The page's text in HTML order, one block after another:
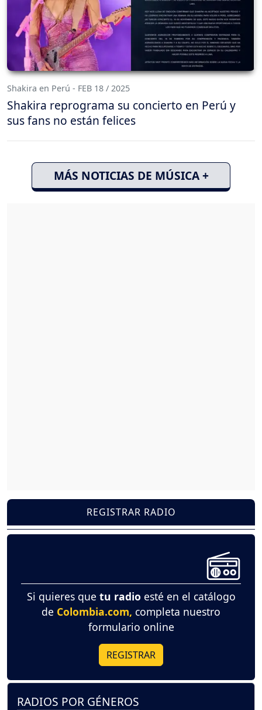
Shakira en Perú - FEB 18 / 2025
Shakira reprograma su concierto en Perú y
sus fans no están felices
MÁS NOTICIAS DE MÚSICA +
REGISTRAR RADIO
Si quieres que tu radio esté en el catálogo
de Colombia.com, completa nuestro
formulario online
REGISTRAR
RADIOS POR GÉNEROS